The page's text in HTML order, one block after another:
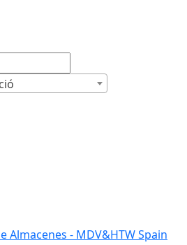
Almacenes - MDV&HTW Spain